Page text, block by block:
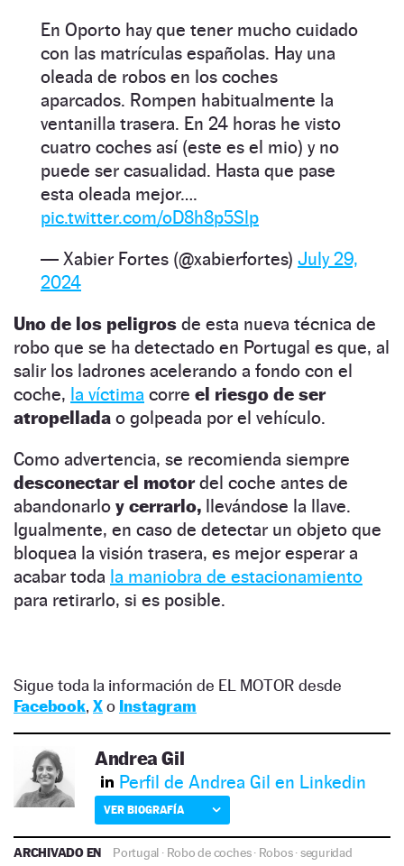
En Oporto hay que tener mucho cuidado
con las matrículas españolas. Hay una
oleada de robos en los coches
aparcados. Rompen habitualmente la
ventanilla trasera. En 24 horas he visto
cuatro coches así (este es el mio) y no
puede ser casualidad. Hasta que pase
esta oleada mejor….
pic.twitter.com/oD8h8p5Slp
— Xabier Fortes (@xabierfortes) July 29,
2024
Uno de los peligros de esta nueva técnica de
robo que se ha detectado en Portugal es que, al
salir los ladrones acelerando a fondo con el
coche, la víctima corre el riesgo de ser
atropellada o golpeada por el vehículo.
Como advertencia, se recomienda siempre
desconectar el motordel coche antes de
abandonarlo y cerrarlo, llevándose la llave.
Igualmente, en caso de detectar un objeto que
bloquea la visión trasera, es mejor esperar a
acabar toda la maniobra de estacionamiento
para retirarlo, si es posible.
Sigue toda la información de EL MOTOR desde
Facebook, Xo Instagram
Andrea Gil
Perfil de Andrea Gil en Linkedin
VER BIOGRAFÍA
ARCHIVADO EN Portugal · Robo de coches· Robos·seguridad